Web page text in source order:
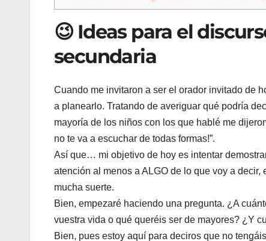
😉 Ideas para el
secundaria
Cuando me invitaron a ser el orador invitado de
a planearlo. Tratando de averiguar qué podría
mayoría de los niños con los que hablé me
no te va a escuchar de todas formas!”.
Así que… mi objetivo de hoy es intentar
atención al menos a ALGO de lo que voy a
mucha suerte.
Bien, empezaré haciendo una pregunta. ¿A
vuestra vida o qué queréis ser de mayores? ¿Y
Bien, pues estoy aquí para deciros que no